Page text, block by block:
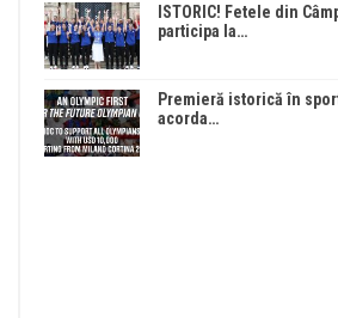
ISTORIC! Fetele din
participa la…
Premieră istorică în
acorda…